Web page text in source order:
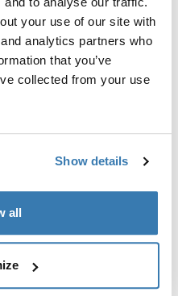
your use of our site with
analytics partners who
that you’ve
collected from your use
Show details
all